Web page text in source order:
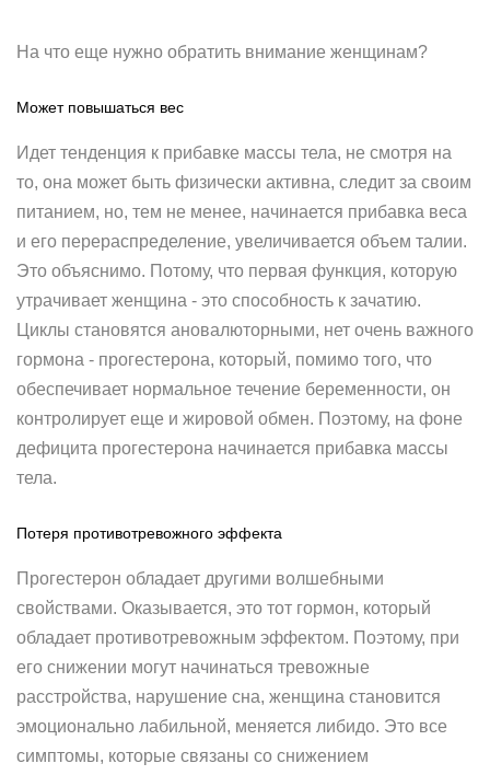
На что еще нужно обратить внимание женщинам?
Может повышаться вес
Идет тенденция к прибавке массы тела, не смотря на
то, она может быть физически активна, следит за своим
питанием, но, тем не менее, начинается прибавка веса
и его перераспределение, увеличивается объем талии.
Это объяснимо. Потому, что первая функция, которую
утрачивает женщина - это способность к зачатию.
Циклы становятся ановалюторными, нет очень важного
гормона - прогестерона, который, помимо того, что
обеспечивает нормальное течение беременности, он
контролирует еще и жировой обмен. Поэтому, на фоне
дефицита прогестерона начинается прибавка массы
тела.
Потеря противотревожного эффекта
Прогестерон обладает другими волшебными
свойствами. Оказывается, это тот гормон, который
обладает противотревожным эффектом. Поэтому, при
его снижении могут начинаться тревожные
расстройства, нарушение сна, женщина становится
эмоционально лабильной, меняется либидо. Это все
симптомы, которые связаны со снижением